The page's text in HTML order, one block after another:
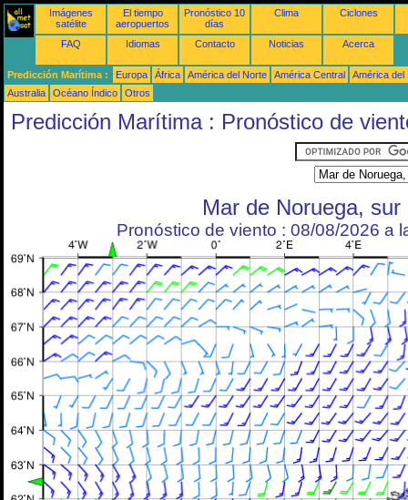
Imágenes
satélite
El tiempo
aeropuertos
Pronóstico 10
días
Clima Ciclones
FAQ Idiomas Contacto Noticias Acerca
Predicción Marítima : Europa África América del Norte América Central
América del
Australia
Océano Índico Otros
Predicción Marítima : Pronóstico de
Mar de Noruega, sur
Pronóstico de viento : 08/08/2026 a